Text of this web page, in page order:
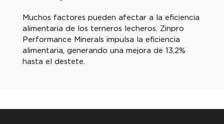
Muchos factores pueden afectar a la eficiencia
alimentaria de los terneros lecheros. Zinpro
Performance Minerals impulsa la eficiencia
alimentaria, generando una mejora de 13,2%
hasta el destete.